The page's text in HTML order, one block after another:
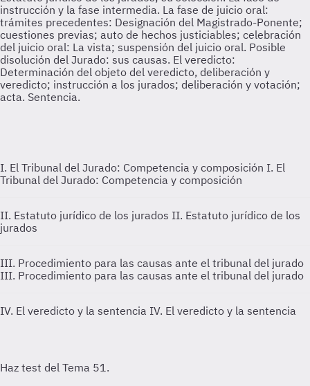
I. El Tribunal del Jurado: Competencia y composición I. El
Tribunal del Jurado: Competencia y composición
II. Estatuto jurídico de los jurados II. Estatuto jurídico de los
jurados
III. Procedimiento para las causas ante el tribunal del jurado
III. Procedimiento para las causas ante el tribunal del jurado
IV. El veredicto y la sentencia IV. El veredicto y la sentencia